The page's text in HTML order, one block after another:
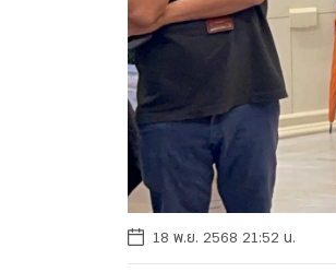
18 พ.ย. 2568 21:52 น.